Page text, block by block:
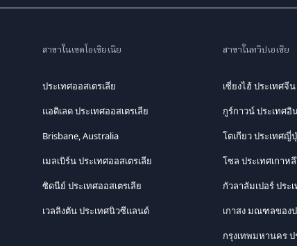
สาขาในเขตโอเชียเนีย
ประเทศออสเตรเลีย
แอดิเลด ประเทศออสเตรเลีย
Brisbane, Australia
เมลเบิร์น ประเทศออสเตรเลีย
ซิดนีย์ ประเทศออสเตรเลีย
เวลลิงตัน ประเทศนิวซีแลนด์
สาขาในทวีปเอเชีย
เซี่ยงไฮ้ ประเทศจีน
กูร์กาวน์ ประเทศอิ
โตเกียว ประเทศญี่
โซล ประเทศเกาห
กัวลาลัมเปอร์ ประ
เกาสง มณฑลของ
กรุงเทพมหานคร ป